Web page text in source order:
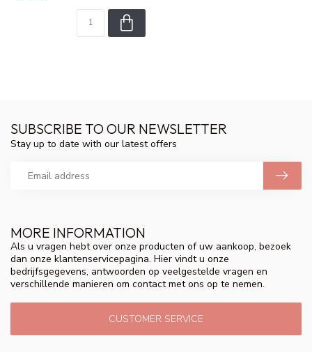
MORE INFORMATION
Als u vragen hebt over onze producten of uw aankoop, bezoek
dan onze klantenservicepagina. Hier vindt u onze
bedrijfsgegevens, antwoorden op veelgestelde vragen en
verschillende manieren om contact met ons op te nemen.
CUSTOMER SERVICE
SUBSCRIBE TO OUR NEWSLETTER
Stay up to date with our latest offers